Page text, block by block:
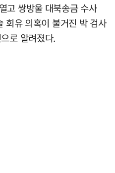
고 쌍방울 대북송금 수사
회유 의혹이 불거진 박 검사
로 알려졌다.